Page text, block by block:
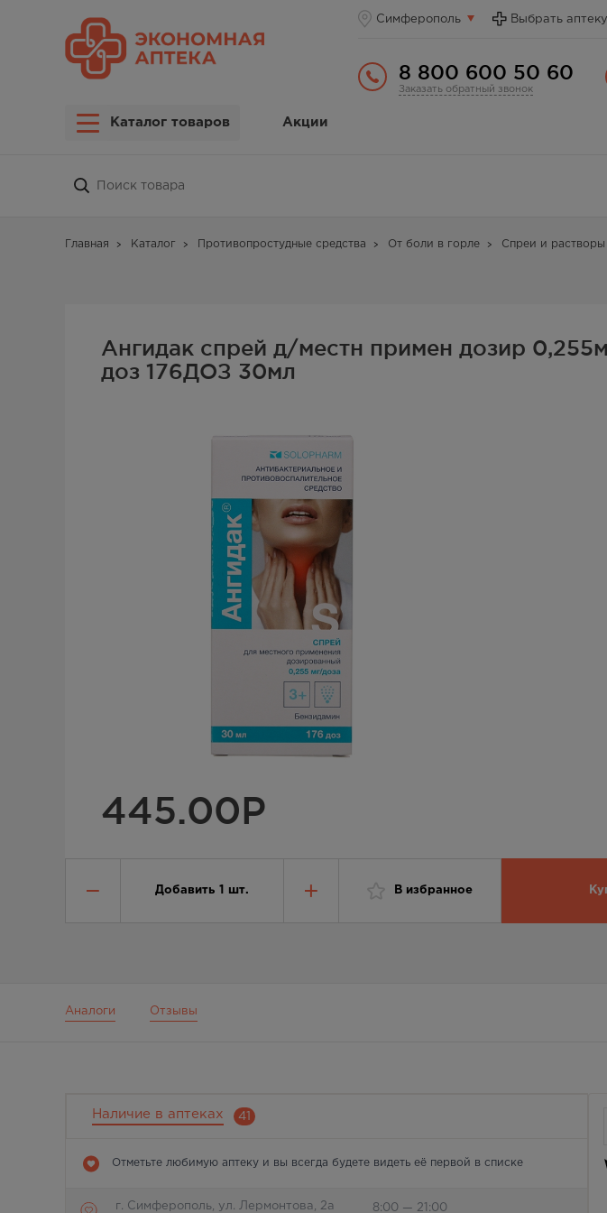
Симферополь Выбрать аптеку
8 800 600 50 60
Заказать обратный звонок
Каталог товаров Акции
Главная Каталог Противопростудные средства От боли в горле Спреи и растворы
Ангидак спрей д/местн примен дозир
доз 176ДОЗ 30мл
445.00Р
Добавить 1 шт. В избранное
Аналоги Отзывы
Наличие в аптеках 41
Отметьте любимую аптеку и вы всегда будете видеть её первой в списке
г. Симферополь, ул. Лермонтова, 2а 8:00 — 21:00